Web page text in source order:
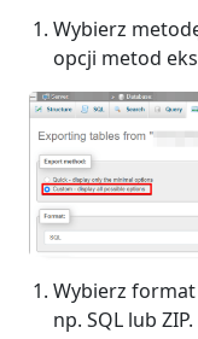
Wybierz
opcji metod
Wybierz
np. SQL lub ZIP.